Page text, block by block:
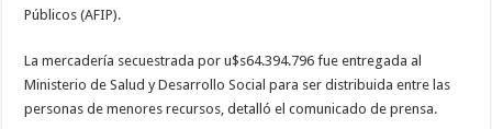
Públicos (AFIP).
La mercadería secuestrada por u$s64.394.796 fue entregada al
Ministerio de Salud y Desarrollo Social para ser distribuida entre las
personas de menores recursos, detalló el comunicado de prensa.